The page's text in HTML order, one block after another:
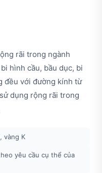
rãi trong ngành
hình cầu, bầu dục, bi
đều với đường kính từ
dụng rộng rãi trong
vàng K
yêu cầu cụ thể của